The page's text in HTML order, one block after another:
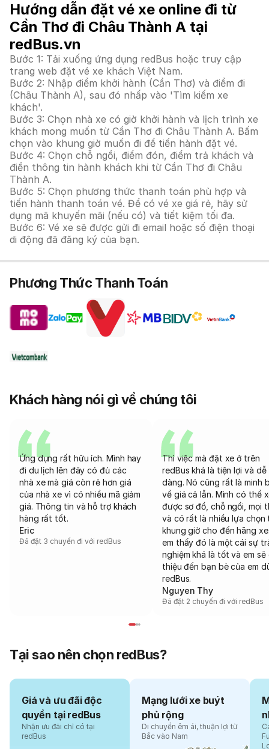
Hướng dẫn đặt vé xe online đi từ
Cần Thơ đi Châu Thành A tại
redBus.vn
Bước 1: Tải xuống ứng dụng redBus hoặc truy cập
trang web đặt vé xe khách Việt Nam.
Bước 2: Nhập điểm khởi hành (Cần Thơ) và điểm đi
(Châu Thành A), sau đó nhấp vào 'Tìm kiếm xe
khách'.
Bước 3: Chọn nhà xe có giờ khởi hành và lịch trình xe
khách mong muốn từ Cần Thơ đi Châu Thành A. Bấm
chọn vào khung giờ muốn đi để tiến hành đặt vé.
Bước 4: Chọn chỗ ngồi, điểm đón, điểm trả khách và
điền thông tin hành khách khi từ Cần Thơ đi Châu
Thành A.
Bước 5: Chọn phương thức thanh toán phù hợp và
tiến hành thanh toán vé. Để có vé xe giá rẻ, hãy sử
dụng mã khuyến mãi (nếu có) và tiết kiệm tối đa.
Bước 6: Vé xe sẽ được gửi đi email hoặc số điện thoại
di động đã đăng ký của bạn.
Phương Thức Thanh Toán
Khách hàng nói gì về chúng tôi
Ứng dụng rất hữu ích. Mình hay
đi du lịch lên đây có đủ các
nhà xe mà giá còn rẻ hơn giá
của nhà xe vì có nhiều mã giảm
giá. Thông tin và hỗ trợ khách
hàng rất tốt.
Eric
Đã đặt 3 chuyến đi với redBus
Thì việc mà đặt xe ở trên
redBus khá là tiện lợi và dễ
dàng. Nó cũng rất là minh
về giá cả lẫn. Mình có thể
được sơ đồ, chỗ ngồi, mọi
và có rất là nhiều lựa chọn
khung giờ cho đến hãng
em thấy đó là một cái sự
nghiệm khá là tốt và em sẽ
thiệu đến bạn bè của em
redBus.
Nguyen Thy
Đã đặt 2 chuyến đi với redBus
Tại sao nên chọn redBus?
Giá và ưu đãi độc
quyền tại redBus
Nhận ưu đãi chỉ có tại
redBus
Mạng lưới xe buýt
phủ rộng
Di chuyển êm ái, thuận lợi từ
Bắc vào Nam